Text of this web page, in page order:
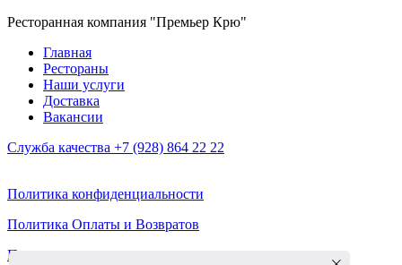
Ресторанная компания "Премьер Крю"
Главная
Рестораны
Наши услуги
Доставка
Вакансии
Служба качества +7 (928) 864 22 22
Политика конфиденциальности
Политика Оплаты и Возвратов
Пользовательское соглашение